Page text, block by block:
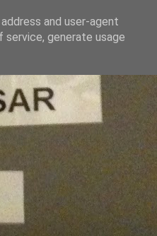
and user-agent
generate usage